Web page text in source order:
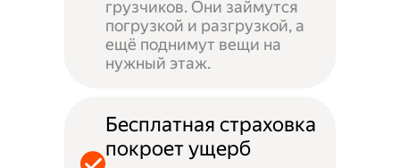
грузчиков. Они займутся
погрузкой и разгрузкой, а
ещё поднимут вещи на
нужный этаж.
Бесплатная страховка
покроет ущерб